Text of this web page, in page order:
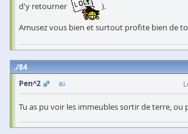
d'y retourner
).
Amusez vous bien et surtout profite bien de
84
Pen^2
Tu as pu voir les immeubles sortir de terre, ou